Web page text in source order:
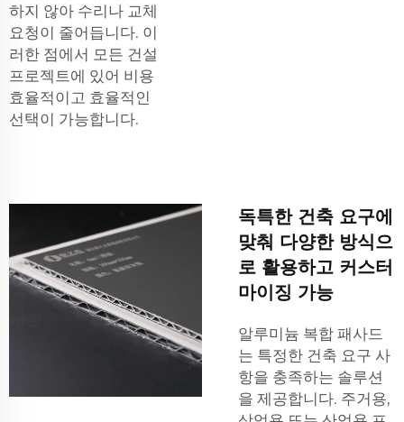
하지 않아 수리나 교체
요청이 줄어듭니다. 이
러한 점에서 모든 건설
프로젝트에 있어 비용
효율적이고 효율적인
선택이 가능합니다.
독특한 건축 요구에
맞춰 다양한 방식으
로 활용하고 커스터
마이징 가능
알루미늄 복합 패사드
는 특정한 건축 요구 사
항을 충족하는 솔루션
을 제공합니다. 주거용,